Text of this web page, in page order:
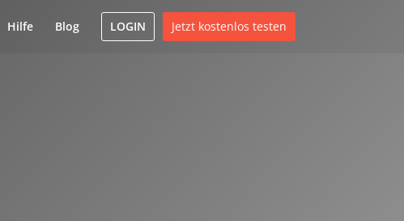
Hilfe Blog LOGIN Jetzt kostenlos testen